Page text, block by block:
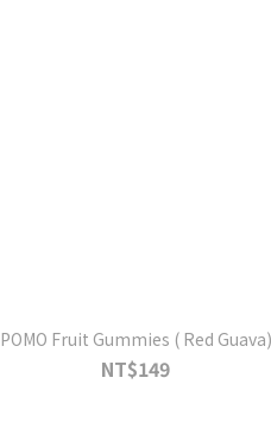
POMO Fruit Gummies ( Red Guava)
NT$149